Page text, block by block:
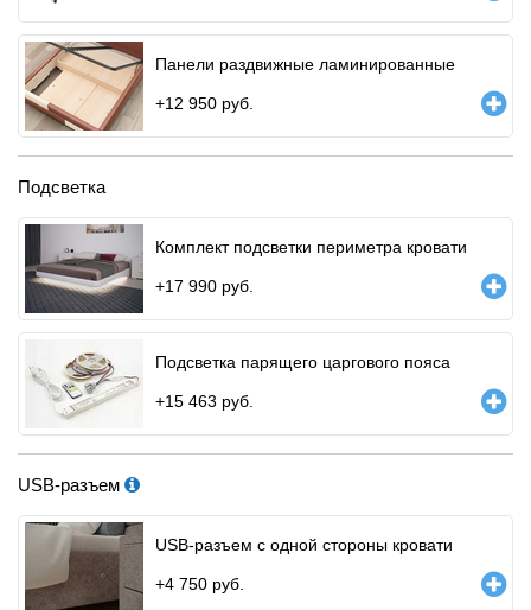
Панели раздвижные ламинированные
+12 950 руб.
Подсветка
Комплект подсветки периметра кровати
+17 990 руб.
Подсветка парящего царгового пояса
+15 463 руб.
USB-разъем
USB-разъем с одной стороны кровати
+4 750 руб.